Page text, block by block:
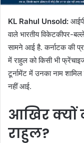
KL Rahul Unsold:
वाले भारतीय विकेटकीपर-
सामने आई है. कर्नाटक की
में राहुल को किसी भी
टूर्नामेंट में उनका नाम
नहीं आई.
आखिर क्यों
राहुल?